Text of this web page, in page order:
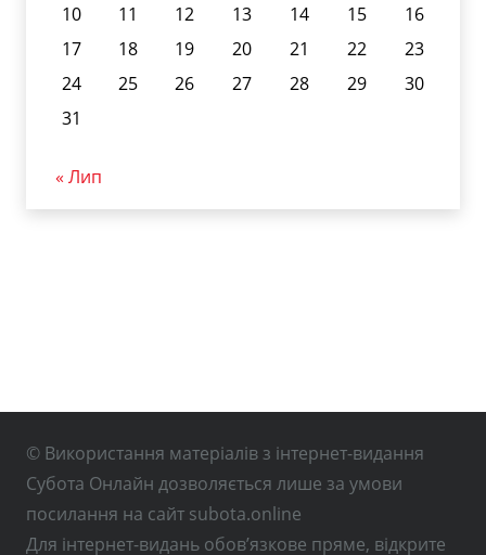
10
11 12 13 14 15
16
17
18 19 20 21 22
23
24
25 26 27 28 29
30
31
« Лип
© Використання матеріалів з інтернет-видання
Субота Онлайн дозволяється лише за умови
посилання на сайт subota.online
Для інтернет-видань обов’язкове пряме, відкрите